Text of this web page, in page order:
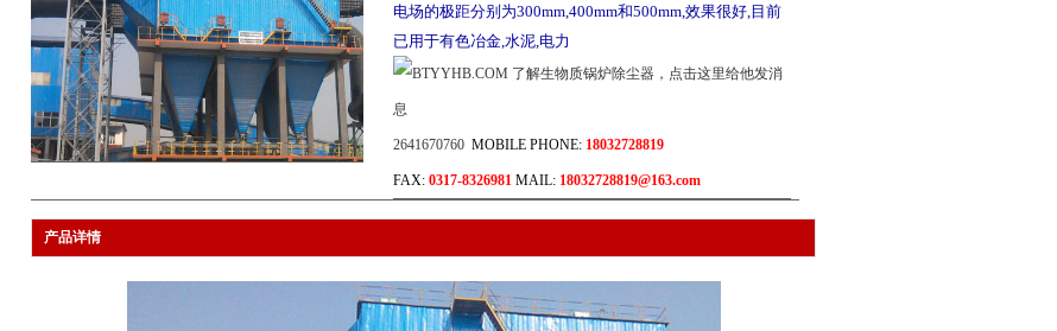
电场的极距分别为300mm,400mm和500mm,效果很好,目前
已用于有色冶金,水泥,电力
2641670760 MOBILE PHONE: 18032728819
FAX:0317-8326981 MAIL: 18032728819@163.com
产品详情